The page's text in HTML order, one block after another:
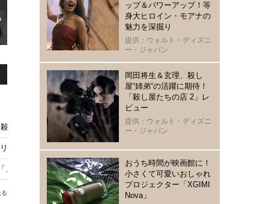
し屋たちの店 2」 イ・ドンウクらと撮影秘話明かす
アルキラー!? ライアン・マーフィー製作総指揮「いくつもの鋭い破片」
イド・イン・コリア 2」9月9日配信開始
ップ＆パワーアップ！等
身大ヒロイン・モアナの
魅力を深掘り
提供：ウォルト・ディズニ
ー・ジャパン
岡田将生＆玄理、殺し
屋“姉弟“の活躍に期待！
「殺し屋たちの店 2」レ
ビュー
提供：ウォルト・ディズニ
ー・ジャパン
おうち時間が映画館に！
小さくて可愛いおしゃれ
プロジェクター「XGIMI
Nova」